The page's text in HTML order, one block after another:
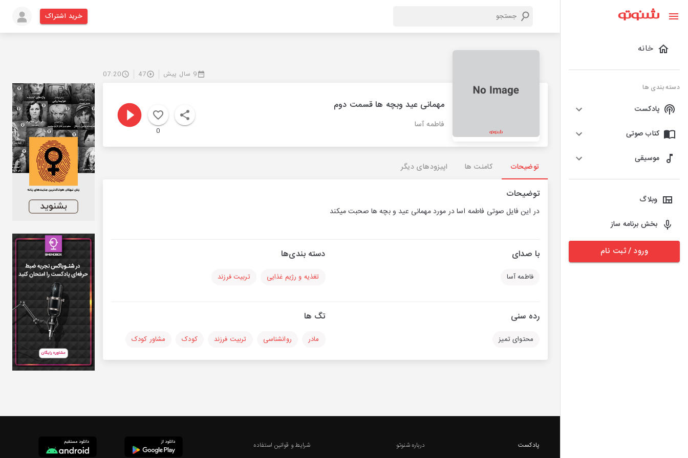
خانه
دسته بندی ها
پادکست
کتاب صوتی
موسیقی
وبلاگ
بخش برنامه ساز
ورود / ثبت نام
خرید اشتراک
9 سال پیش 47
07:20
مهمانی عید وبچه ها قسمت دوم
فاطمه آسا
0
توضیحات کامنت ها اپیزودهای دیگر
توضیحات
در این فایل صوتی فاطمه اسا در مورد مهمانی عید و بچه ها صحبت میکند
با صدای
فاطمه آسا
دسته بندی‌ها
تغذیه و رژیم غذایی تربیت فرزند
رده سنی
محتوای تمیز
تگ ها
مادر روانشناسی تربیت فرزند کودک مشاور کودک
پادکست
درباره شنوتو
شرایط و قوانین استفاده